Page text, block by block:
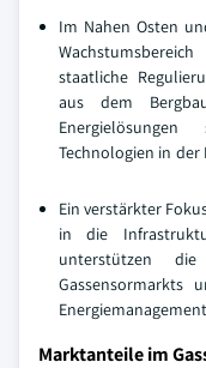
Im Nahen Osten
staatliche
aus dem
Technologien in
Ein verstärkter
in die
unterstützen die
Gassensormarkts
Marktanteile im